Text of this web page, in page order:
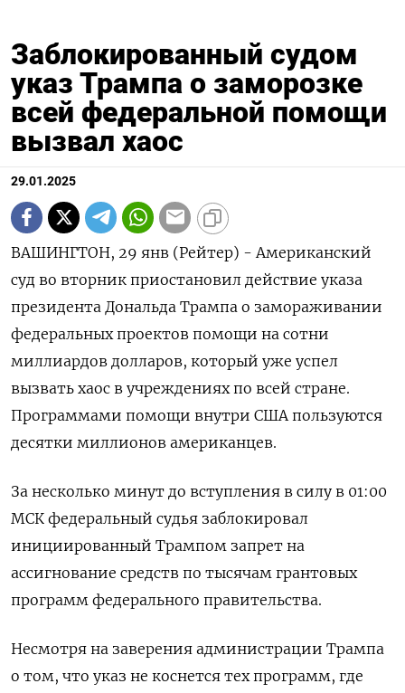
Заблокированный судом
указ Трампа о заморозке
всей федеральной помощи
вызвал хаос
29.01.2025
ВАШИНГТОН, 29 янв (Рейтер) - Американский
суд во вторник приостановил действие указа
президента Дональда Трампа о замораживании
федеральных проектов помощи на сотни
миллиардов долларов, который уже успел
вызвать хаос в учреждениях по всей стране.
Программами помощи внутри США пользуются
десятки миллионов американцев.
За несколько минут до вступления в силу в 01:00
МСК федеральный судья заблокировал
инициированный Трампом запрет на
ассигнование средств по тысячам грантовых
программ федерального правительства.
Несмотря на заверения администрации Трампа
о том, что указ не коснется тех программ, где